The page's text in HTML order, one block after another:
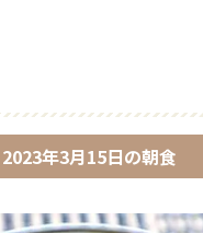
2023年3月15日の朝食